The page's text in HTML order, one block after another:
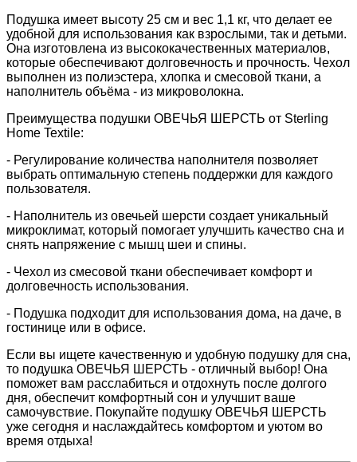
Подушка имеет высоту 25 см и вес 1,1 кг, что делает ее
удобной для использования как взрослыми, так и детьми.
Она изготовлена из высококачественных материалов,
которые обеспечивают долговечность и прочность. Чехол
выполнен из полиэстера, хлопка и смесовой ткани, а
наполнитель объёма - из микроволокна.
Преимущества подушки ОВЕЧЬЯ ШЕРСТЬ от Sterling
Home Textile:
- Регулирование количества наполнителя позволяет
выбрать оптимальную степень поддержки для каждого
пользователя.
- Наполнитель из овечьей шерсти создает уникальный
микроклимат, который помогает улучшить качество сна и
снять напряжение с мышц шеи и спины.
- Чехол из смесовой ткани обеспечивает комфорт и
долговечность использования.
- Подушка подходит для использования дома, на даче, в
гостинице или в офисе.
Если вы ищете качественную и удобную подушку для сна,
то подушка ОВЕЧЬЯ ШЕРСТЬ - отличный выбор! Она
поможет вам расслабиться и отдохнуть после долгого
дня, обеспечит комфортный сон и улучшит ваше
самочувствие. Покупайте подушку ОВЕЧЬЯ ШЕРСТЬ
уже сегодня и наслаждайтесь комфортом и уютом во
время отдыха!